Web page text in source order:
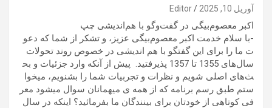
آوریل 10, 2025 Editor
اکبر معصوم‌بیگی در گفت‌وگو با هم‌اندیشی چپ
-با سلام خدمت اکبر معصوم‌بیگی عزیز، و تشکر از شما که دعو
ت ما را برای این گفتگو با هم اندیشی در خصوص روند تحولات
سال‌های 1355 تا 1357 پذیرفتید. پیش از آنکه وارد جزئیات و بح
ث‌های اصلی شویم و نظرات و تجربیات شما را بشنویم، میخوا
ستم طبق رسم برنامه که از همه ی میهمانان سوال میشود معر
فی کوتاهی از خودتان برای بینندگان ما بفرمائید؟ اینکه در سال